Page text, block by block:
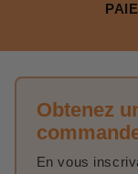
Obtenez
En vous